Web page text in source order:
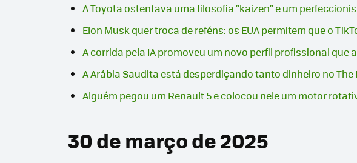
A Toyota ostentava uma filosofia “kaizen” e um
Elon Musk quer troca de reféns: os EUA permitem que o
A corrida pela IA promoveu um novo perfil profissional que
A Arábia Saudita está desperdiçando tanto dinheiro no The
Alguém pegou um Renault 5 e colocou nele um motor
30 de março de 2025